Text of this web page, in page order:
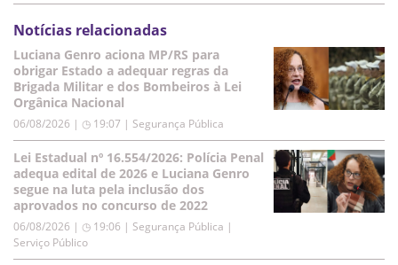
Notícias relacionadas
Luciana Genro aciona MP/RS para
obrigar Estado a adequar regras da
Brigada Militar e dos Bombeiros à Lei
Orgânica Nacional
06/08/2026 | ◷ 19:07 | Segurança Pública
Lei Estadual nº 16.554/2026: Polícia Penal
adequa edital de 2026 e Luciana Genro
segue na luta pela inclusão dos
aprovados no concurso de 2022
06/08/2026 | ◷ 19:06 | Segurança Pública |
Serviço Público